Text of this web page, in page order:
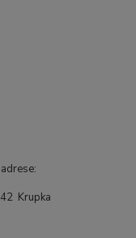
Krupka